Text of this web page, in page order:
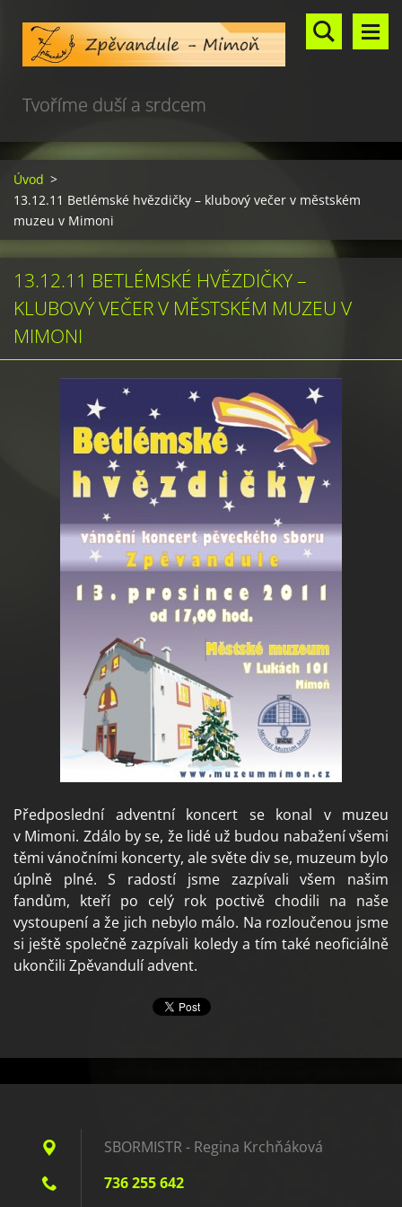
Tvoříme duší a srdcem
Úvod >
13.12.11 Betlémské hvězdičky – klubový večer v městském
muzeu v Mimoni
13.12.11 BETLÉMSKÉ HVĚZDIČKY –
KLUBOVÝ VEČER V MĚSTSKÉM MUZEU V
MIMONI
Předposlední adventní koncert se konal v muzeu
v Mimoni. Zdálo by se, že lidé už budou nabažení všemi
těmi vánočními koncerty, ale světe div se, muzeum bylo
úplně plné. S radostí jsme zazpívali všem našim
fandům, kteří po celý rok poctivě chodili na naše
vystoupení a že jich nebylo málo. Na rozloučenou jsme
si ještě společně zazpívali koledy a tím také neoficiálně
ukončili Zpěvandulí advent.
SBORMISTR - Regina Krchňáková
736 255 642